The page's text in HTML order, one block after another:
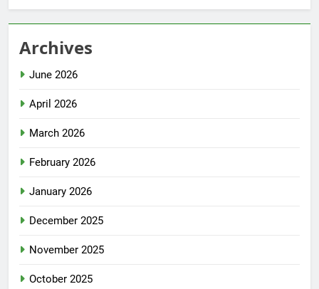
Archives
June 2026
April 2026
March 2026
February 2026
January 2026
December 2025
November 2025
October 2025